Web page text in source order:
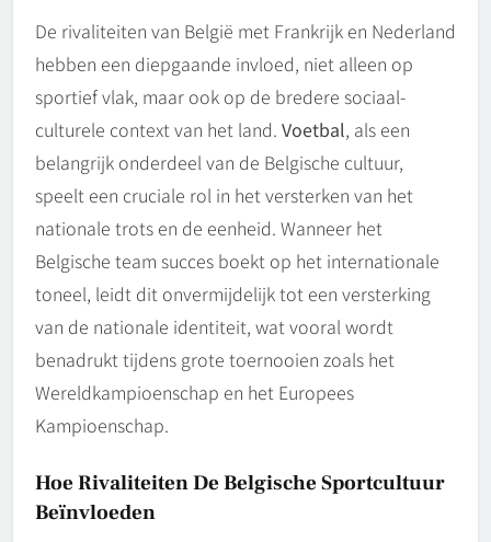
De rivaliteiten van België met Frankrijk en Nederland
hebben een diepgaande invloed, niet alleen op
sportief vlak, maar ook op de bredere sociaal-
culturele context van het land. Voetbal, als een
belangrijk onderdeel van de Belgische cultuur,
speelt een cruciale rol in het versterken van het
nationale trots en de eenheid. Wanneer het
Belgische team succes boekt op het internationale
toneel, leidt dit onvermijdelijk tot een versterking
van de nationale identiteit, wat vooral wordt
benadrukt tijdens grote toernooien zoals het
Wereldkampioenschap en het Europees
Kampioenschap.
Hoe Rivaliteiten De Belgische Sportcultuur
Beïnvloeden